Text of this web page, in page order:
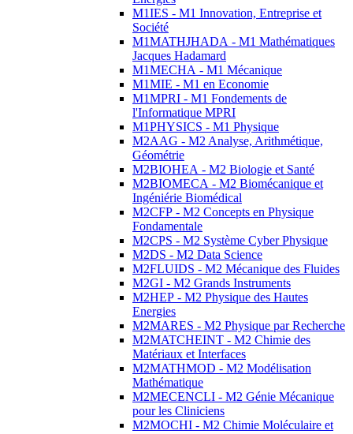
M1IES - M1 Innovation, Entreprise et
Société
M1MATHJHADA - M1 Mathématiques
Jacques Hadamard
M1MECHA - M1 Mécanique
M1MIE - M1 en Economie
M1MPRI - M1 Fondements de
l'Informatique MPRI
M1PHYSICS - M1 Physique
M2AAG - M2 Analyse, Arithmétique,
Géométrie
M2BIOHEA - M2 Biologie et Santé
M2BIOMECA - M2 Biomécanique et
Ingéniérie Biomédical
M2CFP - M2 Concepts en Physique
Fondamentale
M2CPS - M2 Système Cyber Physique
M2DS - M2 Data Science
M2FLUIDS - M2 Mécanique des Fluides
M2GI - M2 Grands Instruments
M2HEP - M2 Physique des Hautes
Energies
M2MARES - M2 Physique par Recherche
M2MATCHEINT - M2 Chimie des
Matériaux et Interfaces
M2MATHMOD - M2 Modélisation
Mathématique
M2MECENCLI - M2 Génie Mécanique
pour les Cliniciens
M2MOCHI - M2 Chimie Moléculaire et